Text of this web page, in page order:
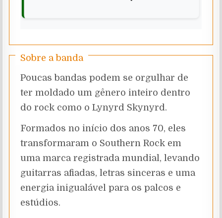
Sobre a banda
Poucas bandas podem se orgulhar de
ter moldado um gênero inteiro dentro
do rock como o Lynyrd Skynyrd.
Formados no início dos anos 70, eles
transformaram o Southern Rock em
uma marca registrada mundial, levando
guitarras afiadas, letras sinceras e uma
energia inigualável para os palcos e
estúdios.